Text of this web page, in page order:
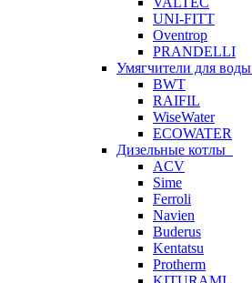
UNI-FITT
Oventrop
PRANDELLI
Умягчители для воды
BWT
RAIFIL
WiseWater
ECOWATER
Дизельные котлы
ACV
Sime
Ferroli
Navien
Buderus
Kentatsu
Protherm